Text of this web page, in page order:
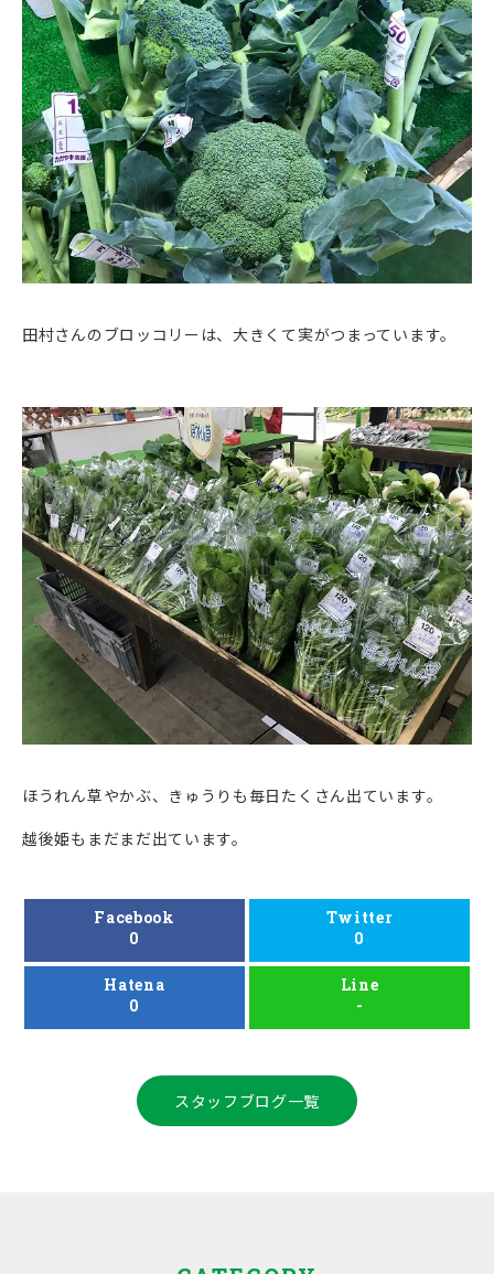
田村さんのブロッコリーは、大きくて実がつまっています。
ほうれん草やかぶ、きゅうりも毎日たくさん出ています。
越後姫もまだまだ出ています。
Facebook
0
Twitter
0
Hatena
0
Line
-
スタッフブログ一覧